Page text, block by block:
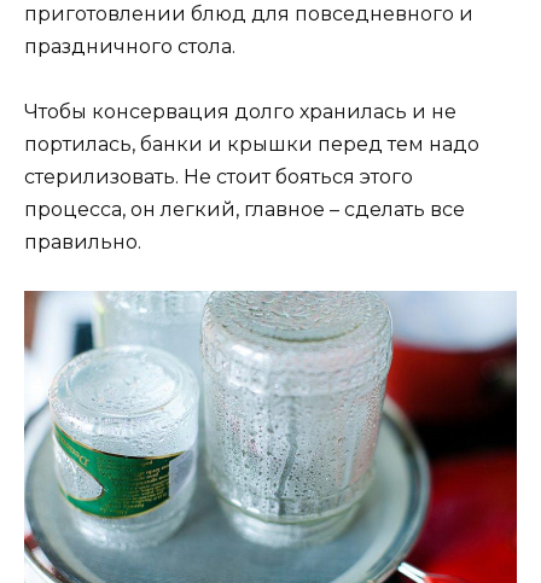
приготовлении блюд для повседневного и
праздничного стола.
Чтобы консервация долго хранилась и не
портилась, банки и крышки перед тем надо
стерилизовать. Не стоит бояться этого
процесса, он легкий, главное – сделать все
правильно.